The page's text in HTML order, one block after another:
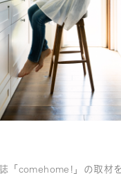
「comehome!」の取材